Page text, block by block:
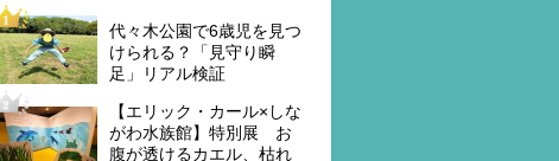
代々木公園で6歳児を見つ
けられる？「見守り瞬
足」リアル検証
【エリック・カール×しな
がわ水族館】特別展 お
腹が透けるカエル、枯れ